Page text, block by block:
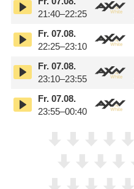
21:40–22:25
Fr.07.08.
22:25–23:10
Fr.07.08.
23:10–23:55
Fr.07.08.
23:55–00:40